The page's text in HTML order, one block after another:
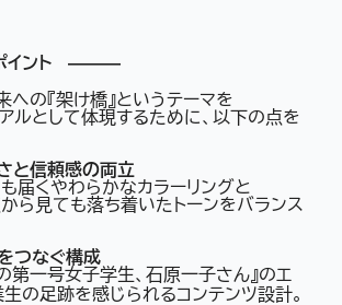
イント ———
の『架け橋』というテーマを
ルとして体現するために、以下の点を
と信頼感の両立
くやわらかなカラーリングと
見ても落ち着いたトーンをバランス
つなぐ構成
一号女子学生、石原一子さん』のエ
生の足跡を感じられるコンテンツ設計。